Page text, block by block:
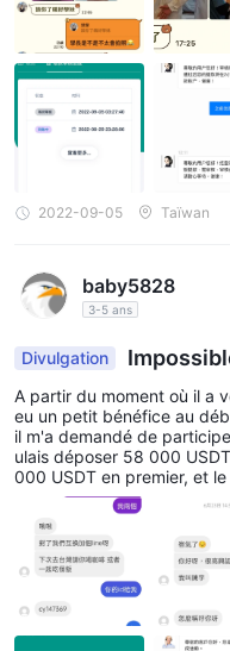
tion. Avec l'augmentation
emandé d'investir de plus
ment investi un total de 7
de fonds à investir, il a de
uissent être financés, et
e moment-là, je me suis
ché les photos qu'il avait
l'information selon laquelle
s pour frauder. Je suis un
çu une telle réponse... Je
2022-09-05 Taïwan
baby5828
3-5 ans
Divulgation
A partir du moment où il a
eu un petit bénéfice au
il m'a demandé de
ulais déposer 58 000
000 USDT en premier, et
pli, il ne sera pas possible